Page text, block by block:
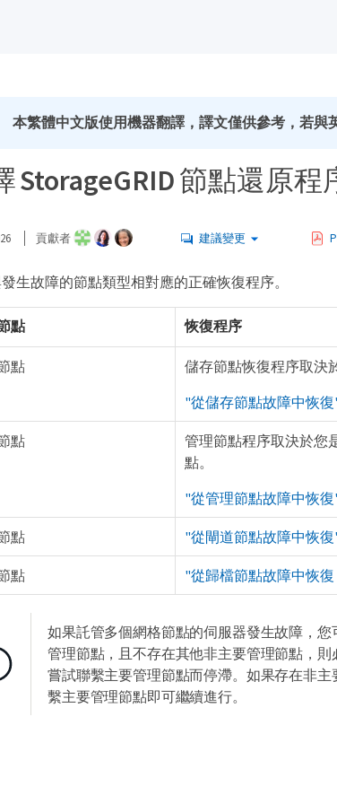
本繁體中文版使用機器翻譯，譯文僅供參考，若與
StorageGRID 節點還原程
貢獻者 建議變更
生故障的節點類型相對應的正確恢復程序。
點 恢復程序
點
儲存節點恢復程序取決
"從儲存節點故障中恢
點
管理節點程序取決於您
點。
"從管理節點故障中恢
點 "從閘道節點故障中恢
點 "從歸檔節點故障中恢復
如果託管多個網格節點的伺服器發生故障，
管理節點，且不存在其他非主要管理節點，
嘗試聯繫主要管理節點而停滯。如果存在非
繫主要管理節點即可繼續進行。